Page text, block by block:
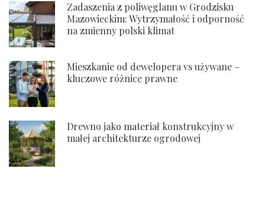
Zadaszenia z poliwęglanu w Grodzisku
Mazowieckim: Wytrzymałość i odporność
na zmienny polski klimat
Mieszkanie od dewelopera vs używane –
kluczowe różnice prawne
Drewno jako materiał konstrukcyjny w
małej architekturze ogrodowej